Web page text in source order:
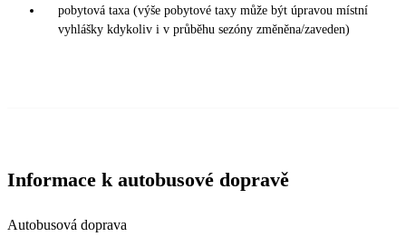
pobytová taxa (výše pobytové taxy může být úpravou místní
vyhlášky kdykoliv i v průběhu sezóny změněna/zaveden)
Informace k autobusové dopravě
Autobusová doprava